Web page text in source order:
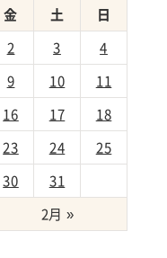
金 土
日
2 3
4
9 10
11
16 17
18
23 24
25
30
31
2月 »